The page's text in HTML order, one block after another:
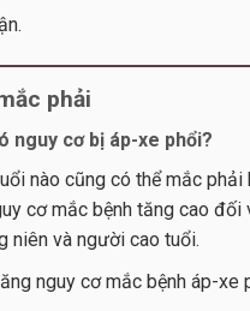
phải
nguy cơbị áp-xe phổi?
nào cũng có thể mắc phải
cơ mắc bệnh tăng cao
niên và người cao tuổi.
nguy cơ mắc bệnh áp-xe